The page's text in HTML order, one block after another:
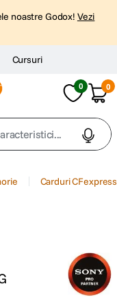
noastre Godox! Vezi
Cursuri
0 0
Carduri CFexpress